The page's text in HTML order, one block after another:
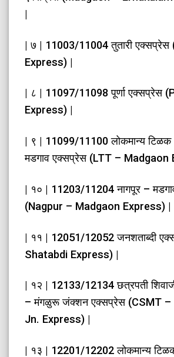
|
| ७ | 11003/11004 तुतारी
Express) |
| ८ | 11097/11098 पूर्णा एक्सप्रेस
Express) |
| ९ | 11099/11100 लोकमान्य टिळक
मडगाव एक्सप्रेस (LTT – Madgaon
| १० | 11203/11204 नागपूर –
(Nagpur – Madgaon Express) |
| ११ | 12051/12052 जनशताब्दी
Shatabdi Express) |
| १२ | 12133/12134 छत्रपती
– मंगळुरू जंक्शन एक्सप्रेस (CSMT –
Jn. Express) |
| १३ | 12201/12202 लोकमान्य